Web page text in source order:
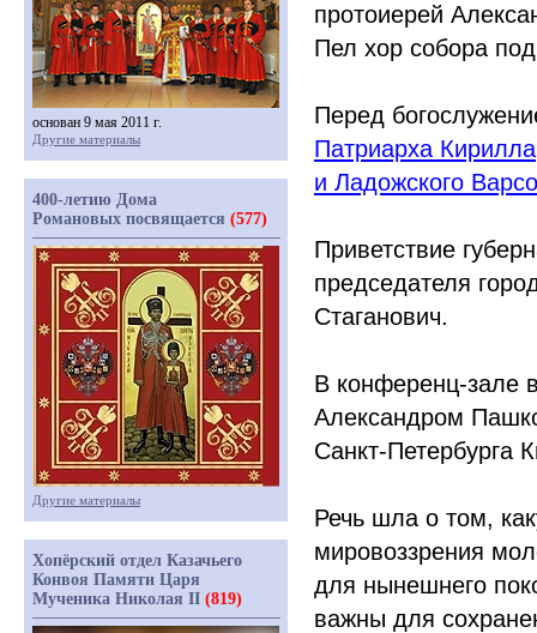
протоиерей
Пел хор собора
Перед
Патриарха Кирилла
и Ладожского
Приветствие
председателя
Стаганович.
В конференц-зале
Александром
Санкт-Петербурга
Речь шла о том,
мировоззрения
для нынешнего
важны для
основан 9 мая 2011 г.
Другие материалы
400-летию Дома
Романовых посвящается (577)
Другие материалы
Хопёрский отдел Казачьего
Конвоя Памяти Царя
Мученика Николая II (819)